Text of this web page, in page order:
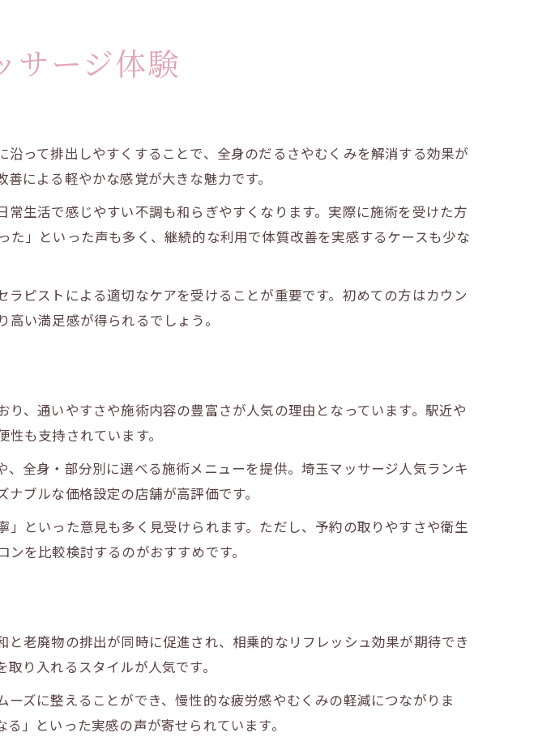
ンならリンパマッサージ
重視のリンパマッサージ選び方
ンパマッサージの探し方
リンパマッサージ体験
最適なケア方法
サージの施術ポイント
回復する理由
マッサージの違い
ンパマッサージ活用法
ージサロンの特徴
マッサージの選び方
ンパマッサージの見つけ方
パマッサージの通い方
ンパマッサージの選び方
サージ選びのコツ
サージの見極め方
リンパマッサージ
すめの埼玉県リンパケア
サージ体験
って排出しやすくすることで、全身のだるさやむくみを解消する効果が
による軽やかな感覚が大きな魅力です。
生活で感じやすい不調も和らぎやすくなります。実際に施術を受けた方
」といった声も多く、継続的な利用で体質改善を実感するケースも少な
ピストによる適切なケアを受けることが重要です。初めての方はカウン
い満足感が得られるでしょう。
、通いやすさや施術内容の豊富さが人気の理由となっています。駅近や
も支持されています。
全身・部分別に選べる施術メニューを提供。埼玉マッサージ人気ランキ
ブルな価格設定の店舗が高評価です。
といった意見も多く見受けられます。ただし、予約の取りやすさや衛生
を比較検討するのがおすすめです。
老廃物の排出が同時に促進され、相乗的なリフレッシュ効果が期待でき
り入れるスタイルが人気です。
ズに整えることができ、慢性的な疲労感やむくみの軽減につながりま
」といった実感の声が寄せられています。